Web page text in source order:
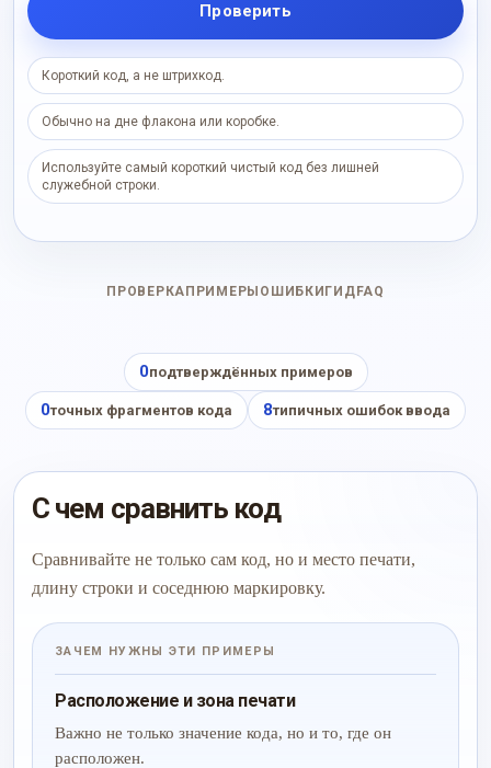
Проверить
Короткий код, а не штрихкод.
Обычно на дне флакона или коробке.
Используйте самый короткий чистый код без лишней
служебной строки.
ПРОВЕРКА ПРИМЕРЫ ОШИБКИ ГИД FAQ
0подтверждённых примеров
0точных фрагментов кода 8типичных ошибок ввода
С чем сравнить код
Сравнивайте не только сам код, но и место печати,
длину строки и соседнюю маркировку.
ЗАЧЕМ НУЖНЫ ЭТИ ПРИМЕРЫ
Расположение и зона печати
Важно не только значение кода, но и то, где он
расположен.